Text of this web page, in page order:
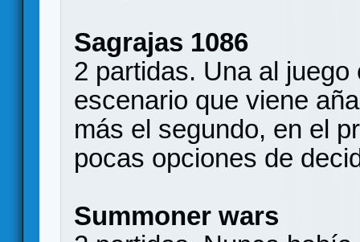
Sagrajas 1086
2 partidas. Una al
escenario que viene
más el segundo, en el
pocas opciones de
Summoner wars